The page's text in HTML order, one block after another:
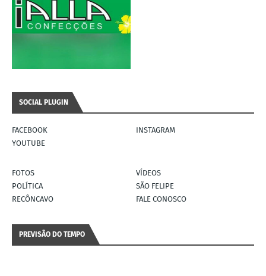
SOCIAL PLUGIN
FACEBOOK
INSTAGRAM
YOUTUBE
FOTOS
VÍDEOS
POLÍTICA
SÃO FELIPE
RECÔNCAVO
FALE CONOSCO
PREVISÃO DO TEMPO